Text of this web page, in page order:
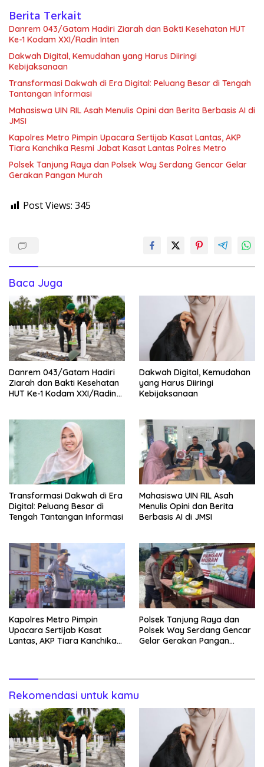
Berita Terkait
Danrem 043/Gatam Hadiri Ziarah dan Bakti Kesehatan HUT
Ke-1 Kodam XXI/Radin Inten
Dakwah Digital, Kemudahan yang Harus Diiringi
Kebijaksanaan
Transformasi Dakwah di Era Digital: Peluang Besar di Tengah
Tantangan Informasi
Mahasiswa UIN RIL Asah Menulis Opini dan Berita Berbasis AI di
JMSI
Kapolres Metro Pimpin Upacara Sertijab Kasat Lantas, AKP
Tiara Kanchika Resmi Jabat Kasat Lantas Polres Metro
Polsek Tanjung Raya dan Polsek Way Serdang Gencar Gelar
Gerakan Pangan Murah
Post Views: 345
Baca Juga
Danrem 043/Gatam Hadiri
Ziarah dan Bakti Kesehatan
HUT Ke-1 Kodam XXI/Radin
Dakwah Digital, Kemudahan
yang Harus Diiringi
Kebijaksanaan
Transformasi Dakwah di Era
Digital: Peluang Besar di
Tengah Tantangan Informasi
Mahasiswa UIN RIL Asah
Menulis Opini dan Berita
Berbasis AI di JMSI
Kapolres Metro Pimpin
Upacara Sertijab Kasat
Lantas, AKP Tiara Kanchika
Polsek Tanjung Raya dan
Polsek Way Serdang Gencar
Gelar Gerakan Pangan
Rekomendasi untuk kamu